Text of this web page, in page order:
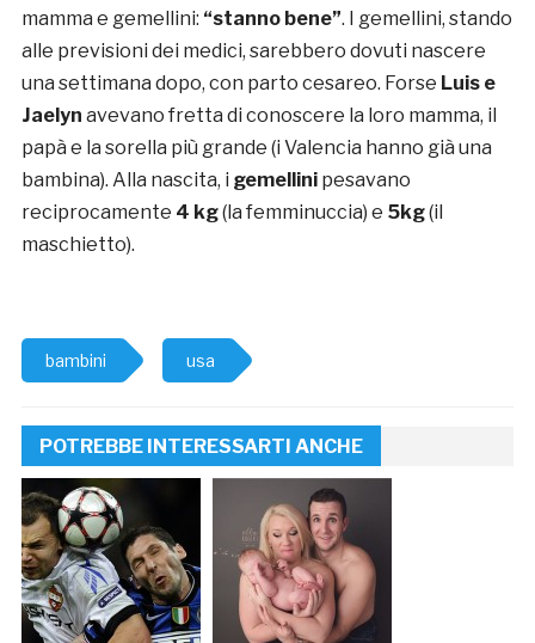
mamma e gemellini: “stanno bene”. I gemellini, stando
alle previsioni dei medici, sarebbero dovuti nascere
una settimana dopo, con parto cesareo. Forse Luis e
Jaelyn avevano fretta di conoscere la loro mamma, il
papà e la sorella più grande (i Valencia hanno già una
bambina). Alla nascita, i gemellinipesavano
reciprocamente 4 kg(la femminuccia) e 5kg(il
maschietto).
bambini usa
POTREBBE INTERESSARTI ANCHE